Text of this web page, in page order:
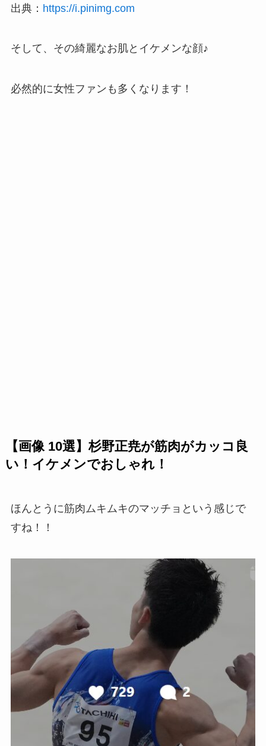
出典： https://i.pinimg.com
そして、その綺麗なお肌とイケメンな顔♪
必然的に女性ファンも多くなります！
【画像 10選】杉野正尭が筋肉がカッコ良
い！イケメンでおしゃれ！
ほんとうに筋肉ムキムキのマッチョという感じで
すね！！